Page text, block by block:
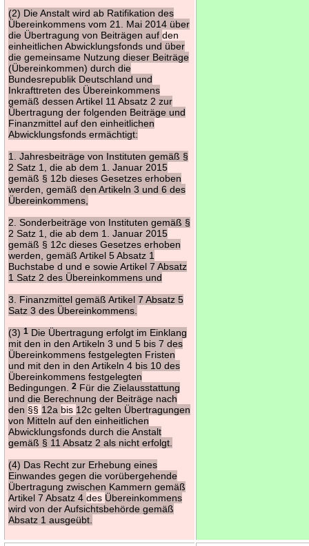
(2) Die Anstalt wird ab Ratifikation des
Übereinkommens vom 21. Mai 2014 über
die Übertragung von Beiträgen aufden
einheitlichen Abwicklungsfonds und über
die gemeinsame Nutzung dieser Beiträge
(Übereinkommen) durch die
Bundesrepublik Deutschland und
Inkrafttreten des Übereinkommens
gemäß dessen Artikel 11 Absatz 2 zur
Übertragung der folgenden Beiträge und
Finanzmittel auf den einheitlichen
Abwicklungsfonds ermächtigt:
1. Jahresbeiträge von Instituten gemäß §
2 Satz 1, die ab dem 1. Januar 2015
gemäß § 12b dieses Gesetzes erhoben
werden, gemäß den Artikeln 3 und 6 des
Übereinkommens,
2. Sonderbeiträge von Instituten gemäß §
2 Satz 1, die ab dem 1. Januar 2015
gemäß § 12c dieses Gesetzes erhoben
werden, gemäß Artikel 5 Absatz 1
Buchstabe d und e sowie Artikel 7 Absatz
1 Satz 2 des Übereinkommens und
3. Finanzmittel gemäß Artikel 7 Absatz 5
Satz 3 des Übereinkommens.
(3)1 Die Übertragung erfolgt im Einklang
mit den in den Artikeln 3 und 5 bis 7 des
Übereinkommens festgelegten Fristen
und mit den in den Artikeln 4 bis 10 des
Übereinkommens festgelegten
Bedingungen.2 Für die Zielausstattung
und die Berechnung der Beiträge nach
den §§ 12a bis 12c gelten Übertragungen
von Mitteln auf den einheitlichen
Abwicklungsfonds durch die Anstalt
gemäß § 11 Absatz 2 als nicht erfolgt.
(4) Das Recht zur Erhebung eines
Einwandes gegen die vorübergehende
Übertragung zwischen Kammern gemäß
Artikel 7 Absatz 4des Übereinkommens
wird von der Aufsichtsbehörde gemäß
Absatz 1 ausgeübt.